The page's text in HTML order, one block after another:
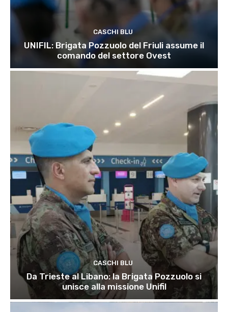
CASCHI BLU
UNIFIL: Brigata Pozzuolo del Friuli assume il
comando del settore Ovest
CASCHI BLU
Da Trieste al Libano: la Brigata Pozzuolo si
unisce alla missione Unifil